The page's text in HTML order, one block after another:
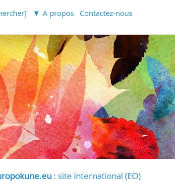
A propos Contactez-nous
: site international (EO)